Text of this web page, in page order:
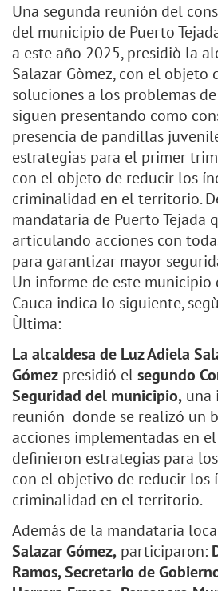
Una segunda reunión del
del municipio de Puerto
a este año 2025, presidiò la
Salazar Gòmez, con el objeto
soluciones a los problemas
siguen presentando como
presencia de pandillas
estrategias para el primer
con el objeto de reducir los
criminalidad en el territorio.
mandataria de Puerto Tejada
articulando acciones con
para garantizar mayor
Un informe de este
Cauca indica lo siguiente,
Ùltima:
La alcaldesa de Luz Adiela
Gómez presidió elsegundo
Seguridad del municipio, una
reunión donde se realizó un
acciones implementadas en
definieron estrategias para
con el objetivo de reducir los
criminalidad en el territorio.
Además de la mandataria
Salazar Gómez, participaron:
Ramos, Secretario de